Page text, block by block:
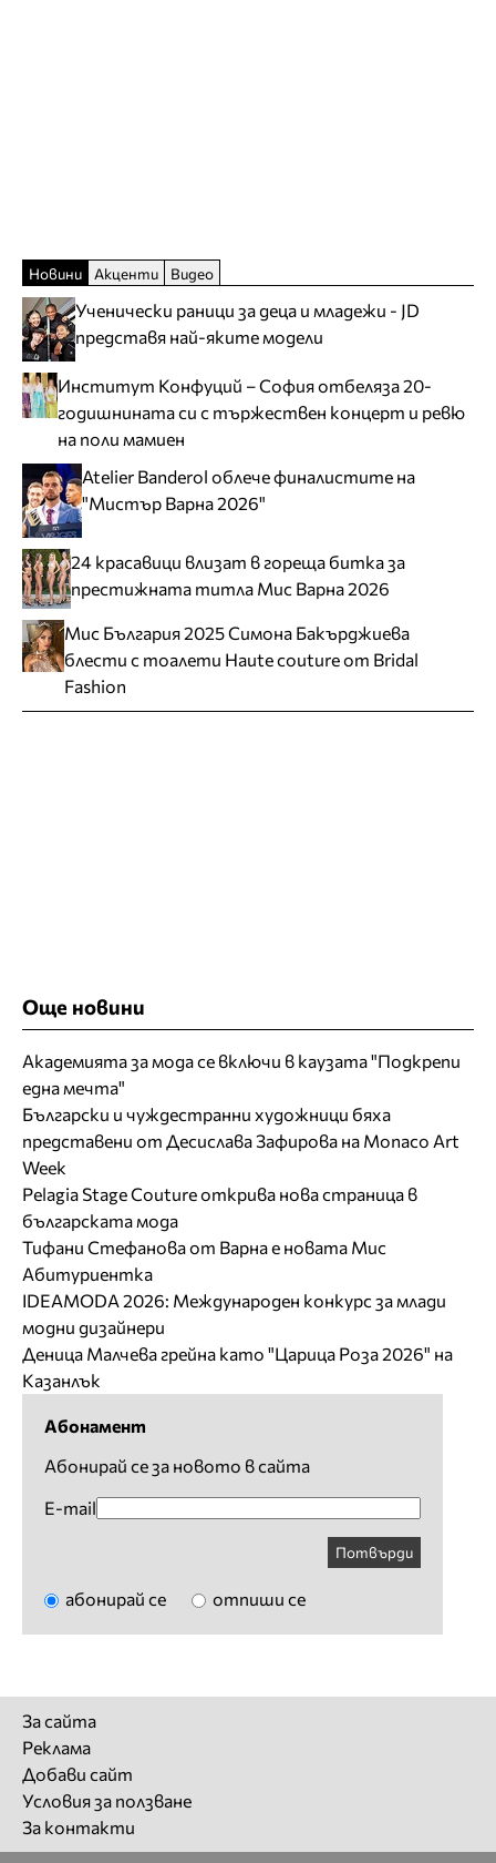
Новини Акценти Видео
Ученически раници за деца и младежи - JD
представя най-яките модели
Институт Конфуций – София отбеляза 20-
годишнината си с тържествен концерт и ревю
на поли мамиен
Atelier Banderol облече финалистите на
"Мистър Варна 2026"
24 красавици влизат в гореща битка за
престижната титла Мис Варна 2026
Мис България 2025 Симона Бакърджиева
блести с тоалети Haute couture от Bridal
Fashion
Още новини
Академията за мода се включи в каузата "Подкрепи
една мечта"
Български и чуждестранни художници бяха
представени от Десислава Зафирова на Monaco Art
Week
Pelagia Stage Couture открива нова страница в
българската мода
Тифани Стефанова от Варна е новата Мис
Абитуриентка
IDEAMODA 2026: Международен конкурс за млади
модни дизайнери
Деница Малчева грейна като "Царица Роза 2026" на
Казанлък
Абонамент
Абонирай се за новото в сайта
E-mail
Потвърди
абонирай се отпиши се
За сайта
Реклама
Добави сайт
Условия за ползване
За контакти